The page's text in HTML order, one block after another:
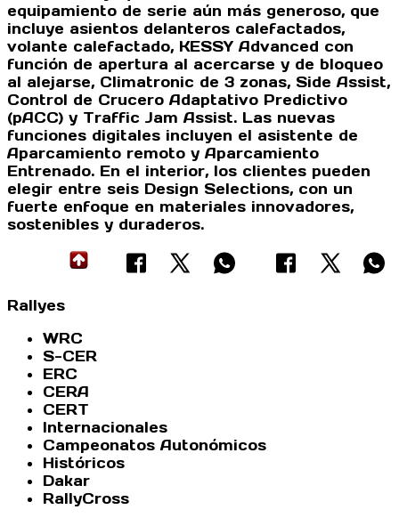
equipamiento de serie aún más generoso, que
incluye asientos delanteros calefactados,
volante calefactado, KESSY Advanced con
función de apertura al acercarse y de bloqueo
al alejarse, Climatronic de 3 zonas, Side Assist,
Control de Crucero Adaptativo Predictivo
(pACC) y Traffic Jam Assist. Las nuevas
funciones digitales incluyen el asistente de
Aparcamiento remoto y Aparcamiento
Entrenado. En el interior, los clientes pueden
elegir entre seis Design Selections, con un
fuerte enfoque en materiales innovadores,
sostenibles y duraderos.
Rallyes
WRC
S-CER
ERC
CERA
CERT
Internacionales
Campeonatos Autonómicos
Históricos
Dakar
RallyCross